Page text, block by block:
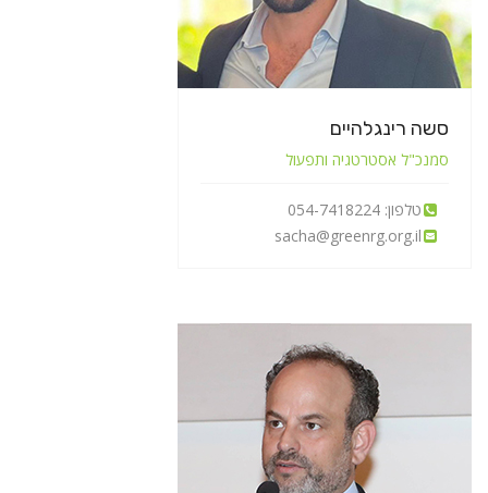
סשה רינגלהיים
סמנכ"ל אסטרטגיה ותפעול
טלפון: 054-7418224
sacha@greenrg.org.il